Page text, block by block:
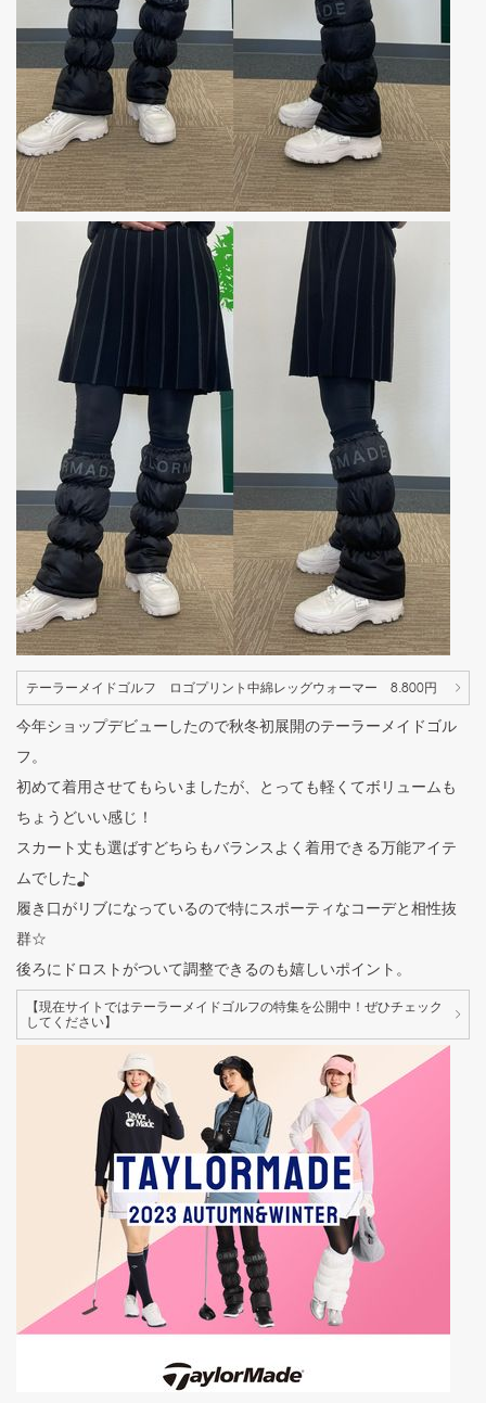
テーラーメイドゴルフ ロゴプリント中綿レッグウォーマー 8.800円
今年ショップデビューしたので秋冬初展開のテーラーメイドゴル
フ。
初めて着用させてもらいましたが、とっても軽くてボリュームも
ちょうどいい感じ！
スカート丈も選ばすどちらもバランスよく着用できる万能アイテ
ムでした♪
履き口がリブになっているので特にスポーティなコーデと相性抜
群☆
後ろにドロストがついて調整できるのも嬉しいポイント。
【現在サイトではテーラーメイドゴルフの特集を公開中！ぜひチェック
してください】